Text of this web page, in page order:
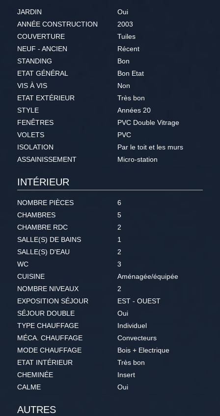
JARDIN
Oui
ANNÉE CONSTRUCTION
2003
COUVERTURE
Tuiles
NEUF - ANCIEN
Récent
STANDING
Bon
ETAT GÉNÉRAL
Bon Etat
VIS À VIS
Non
ETAT EXTÉRIEUR
Très bon
STYLE
Années 20
FENÊTRES
PVC Double Vitrage
VOLETS
PVC
ISOLATION
Par le toit et les murs
ASSAINISSEMENT
Micro-station
INTÉRIEUR
NOMBRE PIÈCES
6
CHAMBRES
5
CHAMBRE RDC
2
SALLE(S) DE BAINS
1
SALLE(S) D'EAU
2
WC
3
CUISINE
Aménagée/équipée
NOMBRE NIVEAUX
2
EXPOSITION SÉJOUR
EST - OUEST
SÉJOUR DOUBLE
Oui
TYPE CHAUFFAGE
Individuel
MÉCA. CHAUFFAGE
Convecteurs
MODE CHAUFFAGE
Bois + Electrique
ETAT INTÉRIEUR
Très bon
CHEMINÉE
Insert
CALME
Oui
AUTRES